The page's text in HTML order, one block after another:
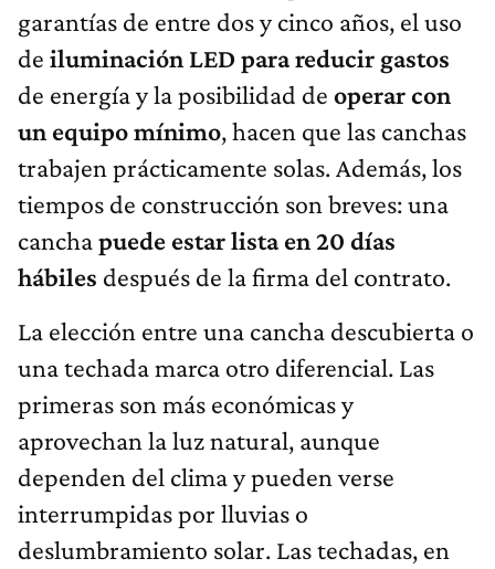
garantías de entre dos y cinco años, el uso
de iluminación LED para reducir gastos
de energía y la posibilidad de operar con
un equipo mínimo, hacen que las canchas
trabajen prácticamente solas. Además, los
tiempos de construcción son breves: una
canchapuede estar lista en 20 días
hábiles después de la firma del contrato.
La elección entre una cancha descubierta o
una techada marca otro diferencial. Las
primeras son más económicas y
aprovechan la luz natural, aunque
dependen del clima y pueden verse
interrumpidas por lluvias o
deslumbramiento solar. Las techadas, en